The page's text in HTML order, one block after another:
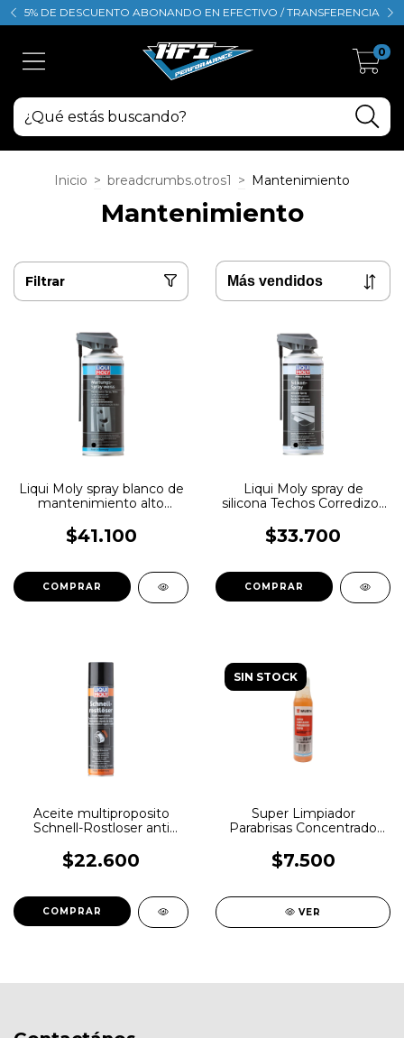
5% DE DESCUENTO ABONANDO EN EFECTIVO / TRANSFERENCIA
0
Inicio > breadcrumbs.otros1 > Mantenimiento
Mantenimiento
Filtrar
Liqui Moly spray blanco de
mantenimiento alto
$41.100
Liqui Moly spray de
silicona Techos Corredizos
$33.700
Aceite multiproposito
Schnell-Rostloser anti
$22.600
SIN STOCK
Super Limpiador
Parabrisas Concentrado
$7.500
VER